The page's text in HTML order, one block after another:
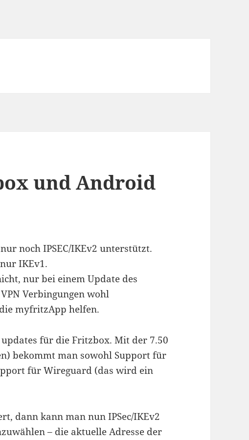
und Android
noch IPSEC/IKEv2 unterstützt.
IKEv1.
nur bei einem Update des
Verbingungen wohl
myfritzApp helfen.
für die Fritzbox. Mit der 7.50
bekommt man sowohl Support für
für Wireguard (das wird ein
dann kann man nun IPSec/IKEv2
– die aktuelle Adresse der